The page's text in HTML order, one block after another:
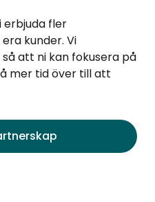
erbjuda fler
kunder. Vi
att ni kan fokusera på
mer tid över till att